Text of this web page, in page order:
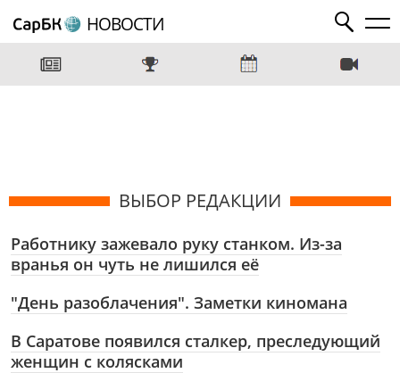
НОВОСТИ
ВЫБОР РЕДАКЦИИ
Работнику зажевало руку станком. Из-за
вранья он чуть не лишился её
"День разоблачения". Заметки киномана
В Саратове появился сталкер, преследующий
женщин с колясками